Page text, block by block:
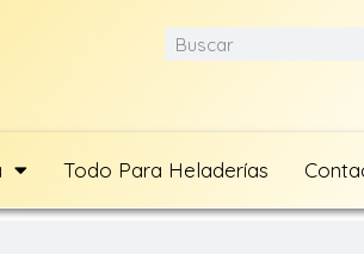
Todo Para Heladerías